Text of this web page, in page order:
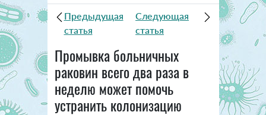
Предыдущая
статья
Следующая
статья
Промывка больничных
раковин всего два раза в
неделю может помочь
устранить колонизацию